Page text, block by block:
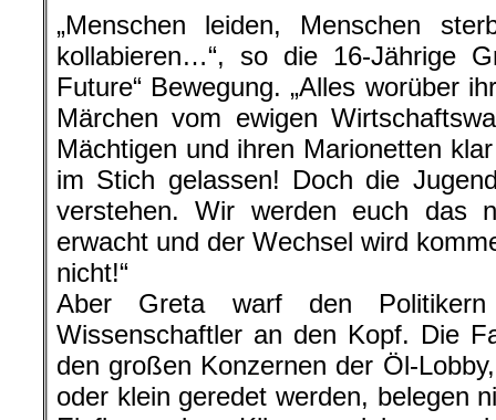
„Menschen leiden, Menschen
kollabieren…“, so die 16-Jährige
Future“ Bewegung. „Alles worüber
Märchen vom ewigen
Mächtigen und ihren Marionetten
im Stich gelassen! Doch die
verstehen. Wir werden euch das
erwacht und der Wechsel wird
nicht!“
Aber Greta warf den
Wissenschaftler an den Kopf. Die
den großen Konzernen der Öl-
oder klein geredet werden, belegen